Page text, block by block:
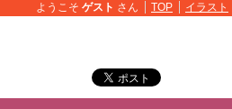
ようこそ ゲスト さん TOP イラスト